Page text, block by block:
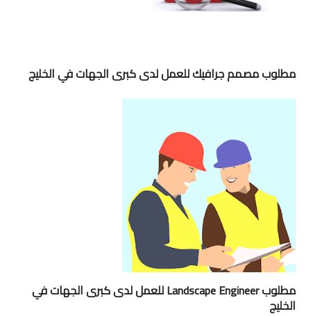
مطلوب مصمم جرافيك للعمل لدى كبرى الجهات في الخليج
مطلوب Landscape Engineer للعمل لدى كبرى الجهات في
الخليج